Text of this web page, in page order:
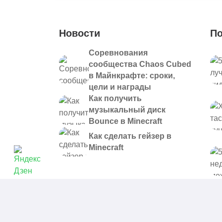
Новости
Соревнования
сообщества Chaos Cubed
в Майнкрафте: сроки,
цели и награды
Как получить
музыкальный диск
Bounce в Minecraft
Как сделать гейзер в
Minecraft